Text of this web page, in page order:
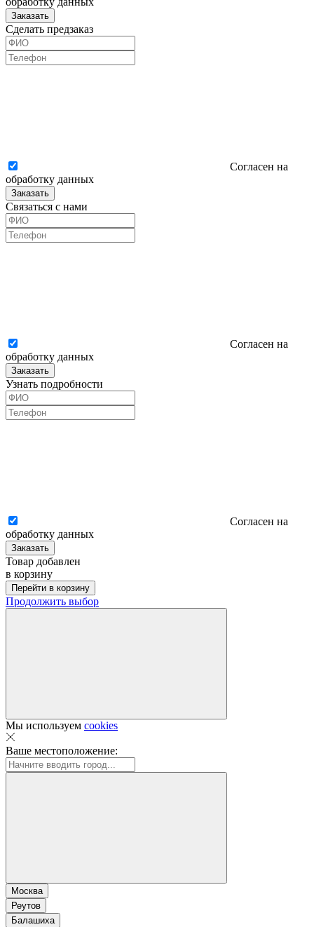
Заказать
Сделать предзаказ
Согласен на
обработку данных
Заказать
Связаться с нами
Согласен на
обработку данных
Заказать
Узнать подробности
Согласен на
обработку данных
Заказать
Товар добавлен
в корзину
Перейти в корзину
Продолжить выбор
Мы используем cookies
Ваше местоположение:
Москва
Реутов
Балашиха